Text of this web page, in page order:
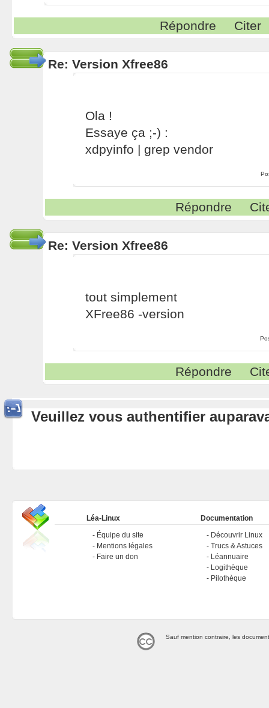
Répondre Citer
Re: Version Xfree86
Ola !
Essaye ça ;-) :
xdpyinfo | grep vendor
Répondre
Re: Version Xfree86
tout simplement
XFree86 -version
Répondre
Veuillez vous authentifier
Léa-Linux
Équipe du site
Mentions légales
Faire un don
Documentation
Découvrir Linux
Trucs & Astuces
Léannuaire
Logithèque
Pilothèque
Sauf mention contraire, les